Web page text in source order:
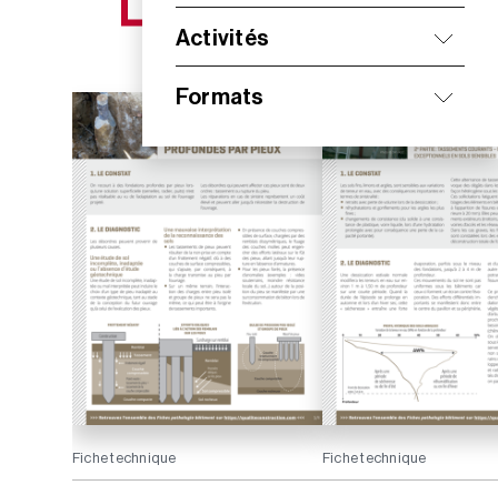
Activités
Formats
NOS NOUVEAUTÉS
Fiche technique Fiche technique